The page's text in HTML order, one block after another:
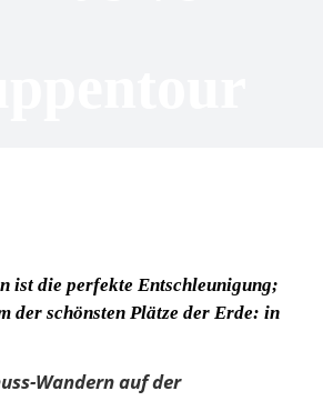
ist die perfekte Entschleunigung;
der schönsten Plätze der Erde: in
Wandern auf der